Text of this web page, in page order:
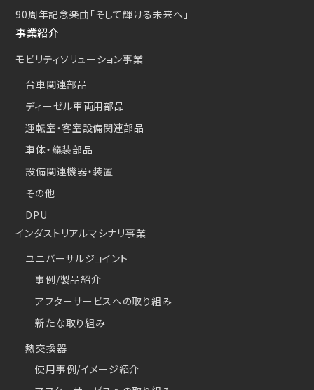
90周年記念楽曲 「そして輝ける未来へ」
事業紹介
モビリティソリューション事業
台車関連部品
ディーゼル車両用部品
運転室・客室設備関連部品
車体・艤装部品
設備関連機器・装置
その他
DPU
インダストリアルマシナリ事業
ユニバーサルジョイント
事例/製品紹介
アフターサービスへの取り組み
新たな取り組み
熱交換器
使用事例/イメージ紹介